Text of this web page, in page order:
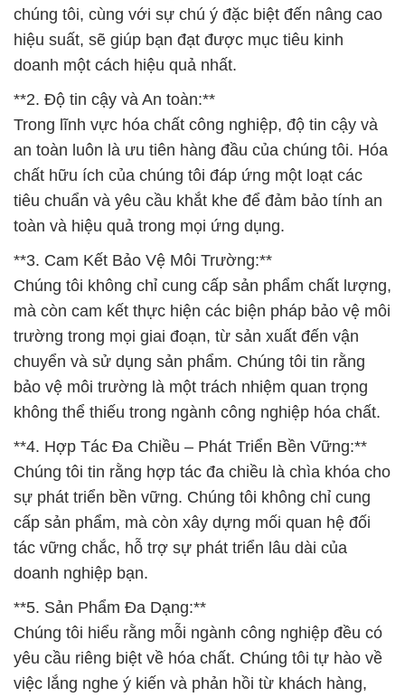
chúng tôi, cùng với sự chú ý đặc biệt đến nâng cao
hiệu suất, sẽ giúp bạn đạt được mục tiêu kinh
doanh một cách hiệu quả nhất.
**2. Độ tin cậy và An toàn:**
Trong lĩnh vực hóa chất công nghiệp, độ tin cậy và
an toàn luôn là ưu tiên hàng đầu của chúng tôi. Hóa
chất hữu ích của chúng tôi đáp ứng một loạt các
tiêu chuẩn và yêu cầu khắt khe để đảm bảo tính an
toàn và hiệu quả trong mọi ứng dụng.
**3. Cam Kết Bảo Vệ Môi Trường:**
Chúng tôi không chỉ cung cấp sản phẩm chất lượng,
mà còn cam kết thực hiện các biện pháp bảo vệ môi
trường trong mọi giai đoạn, từ sản xuất đến vận
chuyển và sử dụng sản phẩm. Chúng tôi tin rằng
bảo vệ môi trường là một trách nhiệm quan trọng
không thể thiếu trong ngành công nghiệp hóa chất.
**4. Hợp Tác Đa Chiều – Phát Triển Bền Vững:**
Chúng tôi tin rằng hợp tác đa chiều là chìa khóa cho
sự phát triển bền vững. Chúng tôi không chỉ cung
cấp sản phẩm, mà còn xây dựng mối quan hệ đối
tác vững chắc, hỗ trợ sự phát triển lâu dài của
doanh nghiệp bạn.
**5. Sản Phẩm Đa Dạng:**
Chúng tôi hiểu rằng mỗi ngành công nghiệp đều có
yêu cầu riêng biệt về hóa chất. Chúng tôi tự hào về
việc lắng nghe ý kiến và phản hồi từ khách hàng,